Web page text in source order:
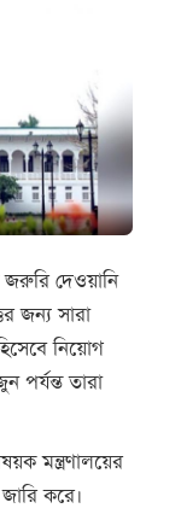
দেওয়ানি
জন্য সারা
নিয়োগ
পর্যন্ত তারা
মন্ত্রণালয়ের
করে।